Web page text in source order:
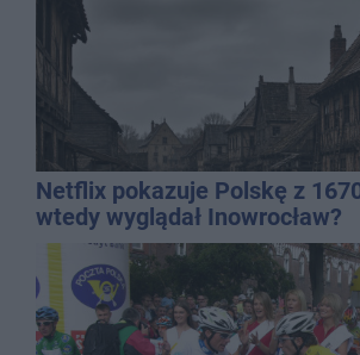
Netflix pokazuje Polskę z
wtedy wyglądał Inowrocław?